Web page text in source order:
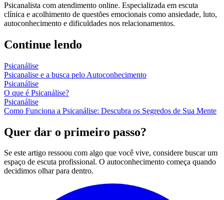
Psicanalista com atendimento online. Especializada em escuta
clínica e acolhimento de questões emocionais como ansiedade, luto,
autoconhecimento e dificuldades nos relacionamentos.
Continue lendo
Psicanálise
Psicanalise e a busca pelo Autoconhecimento
Psicanálise
O que é Psicanálise?
Psicanálise
Como Funciona a Psicanálise: Descubra os Segredos de Sua Mente
Quer dar o primeiro passo?
Se este artigo ressoou com algo que você vive, considere buscar um
espaço de escuta profissional. O autoconhecimento começa quando
decidimos olhar para dentro.